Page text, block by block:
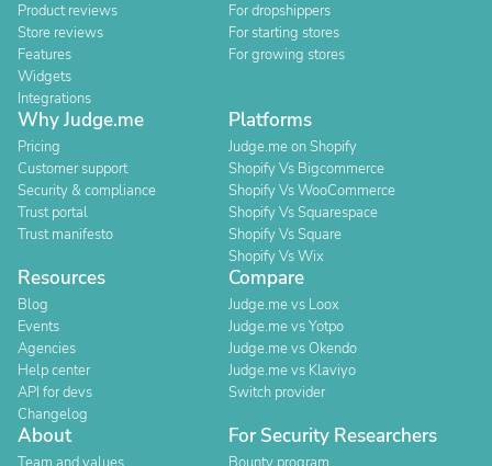
Product reviews
Store reviews
Features
Widgets
Integrations
For dropshippers
For starting stores
For growing stores
Why Judge.me
Pricing
Customer support
Security & compliance
Trust portal
Trust manifesto
Platforms
Judge.me on Shopify
Shopify Vs Bigcommerce
Shopify Vs WooCommerce
Shopify Vs Squarespace
Shopify Vs Square
Shopify Vs Wix
Resources
Blog
Events
Agencies
Help center
API for devs
Changelog
Compare
Judge.me vs Loox
Judge.me vs Yotpo
Judge.me vs Okendo
Judge.me vs Klaviyo
Switch provider
About For Security Researchers